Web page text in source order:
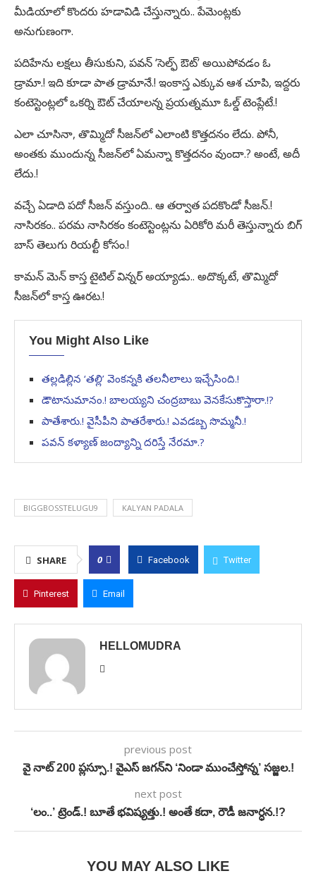
మీడియాలో కొందరు హడావిడి చేస్తున్నారు.. పేమెంట్లకు
అనుగుణంగా.
పదిహేను లక్షలు తీసుకుని, పవన్ ‘సెల్ఫ్ ఔట్’ అయిపోవడం ఓ
డ్రామా.! ఇది కూడా పాత డ్రామానే.! ఇంకాస్త ఎక్కువ ఆశ చూపి, ఇద్దరు
కంటెస్టెంట్లలో ఒకర్ని ఔట్ చేయాలన్న ప్రయత్నమూ ఓల్డ్ టెంప్లేటే.!
ఎలా చూసినా, తొమ్మిదో సీజన్‌లో ఎలాంటి కొత్తదనం లేదు. పోనీ,
అంతకు ముందున్న సీజన్‌లో ఏమన్నా కొత్తదనం వుందా.? అంటే, అదీ
లేదు.!
వచ్చే ఏడాది పదో సీజన్ వస్తుంది.. ఆ తర్వాత పదకొండో సీజన్.!
నాసిరకం.. పరమ నాసిరకం కంటెస్టెంట్లను ఏరికోరి మరీ తెస్తున్నారు బిగ్
బాస్ తెలుగు రియల్టీ కోసం.!
కామన్ మెన్ కాస్త టైటిల్ విన్నర్ అయ్యాడు.. అదొక్కటే, తొమ్మిదో
సీజన్‌లో కాస్త ఊరట.!
You Might Also Like
తల్లడిల్లిన ‘తల్లి’ వెంకన్నకి తలనీలాలు ఇచ్చేసింది.!
డౌటానుమానం.! బాలయ్యని చంద్రబాబు వెనకేసుకొస్తారా.!?
పాతేశారు.! వైసీపీని పాతరేశారు.! ఎవడబ్బ సొమ్మనీ.!
పవన్ కళ్యాణ్ జంద్యాన్ని దరిస్తే నేరమా.?
BIGGBOSSTELUGU9 KALYAN PADALA
SHARE 0 Facebook Twitter
Pinterest Email
HELLOMUDRA
previous post
వై నాట్ 200 ప్లస్సూ.! వైఎస్ జగన్‌ని ‘నిండా ముంచేస్తోన్న’ సజ్జల.!
next post
‘లం..’ ట్రెండ్.! బూతే భవిష్యత్తు.! అంతే కదా, రౌడీ జనార్ధన.!?
YOU MAY ALSO LIKE